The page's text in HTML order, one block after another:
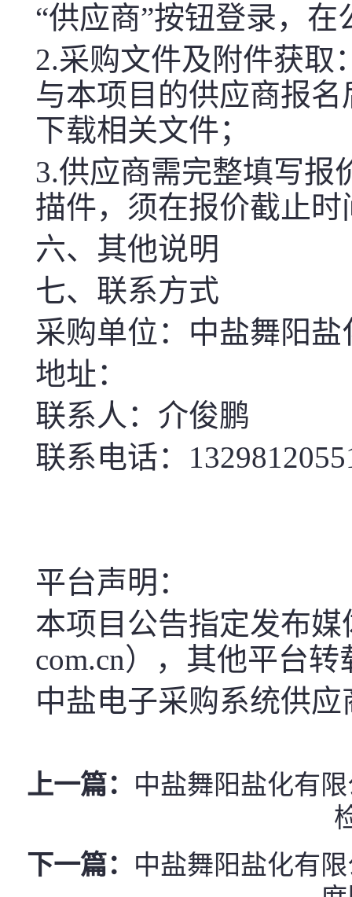
“供应商”按钮登录，
2.采购文件及附件获取
与本项目的供应商报
下载相关文件；
3.供应商需完整填写报
描件，须在报价截止
六、其他说明
七、联系方式
采购单位：中盐舞阳
地址：
联系人：介俊鹏
联系电话：
平台声明：
本项目公告指定发布媒
com.cn），其他平台
中盐电子采购系统供应
上一篇： 中盐舞阳盐化有
下一篇： 中盐舞阳盐化有